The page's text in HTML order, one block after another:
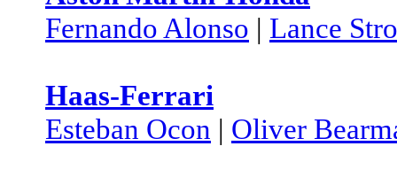
Fernando Alonso | Lance
Haas-Ferrari
Esteban Ocon | Oliver